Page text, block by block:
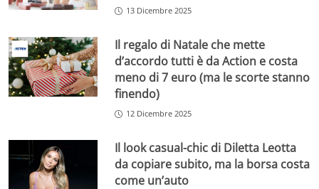
13 Dicembre 2025
Il regalo di Natale che mette
d’accordo tutti è da Action e costa
meno di 7 euro (ma le scorte stanno
finendo)
12 Dicembre 2025
Il look casual-chic di Diletta Leotta
da copiare subito, ma la borsa costa
come un’auto